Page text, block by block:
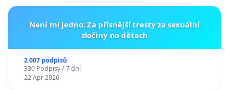
Není mi jedno: Za přísnější tresty za sexuální
zločiny na dětech
2 007 podpisů
330 Podpisy / 7 dní
22 Apr 2026